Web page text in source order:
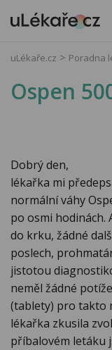
uLékaře.cz Poradna
Ospen
Dobrý den,
lékařka mi
normální váhy
po osmi
do krku, žádné
poslech,
jistotou
neměl žádné
(tablety) pro takto
lékařka zkusila
příbalovém letáku